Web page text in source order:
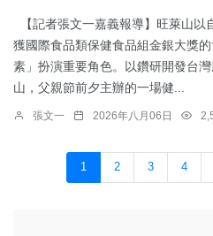
【記者張文一嘉義報導】旺萊山以
獲國際食品類保健食品組金銀大獎
素」扮演重要角色。以鑽研開發台
山，父親節前夕主辦的一場健...
張文一 2026年八月06日
1 2 3 4